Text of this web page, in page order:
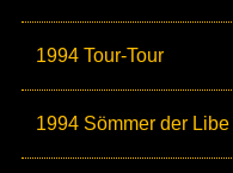
1994 Tour-Tour
1994 Sömmer der Libe